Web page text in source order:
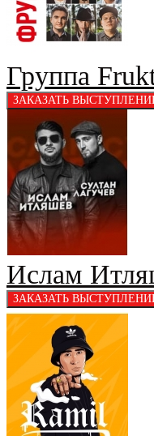
Группа
Ислам